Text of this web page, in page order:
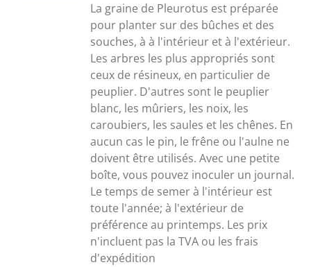
La graine de Pleurotus est préparée
pour planter sur des bûches et des
souches, à à l'intérieur et à l'extérieur.
Les arbres les plus appropriés sont
ceux de résineux, en particulier de
peuplier. D'autres sont le peuplier
blanc, les mûriers, les noix, les
caroubiers, les saules et les chênes. En
aucun cas le pin, le frêne ou l'aulne ne
doivent être utilisés. Avec une petite
boîte, vous pouvez inoculer un journal.
Le temps de semer à l'intérieur est
toute l'année; à l'extérieur de
préférence au printemps. Les prix
n'incluent pas la TVA ou les frais
d'expédition